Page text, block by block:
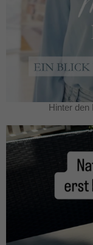
Hinter den